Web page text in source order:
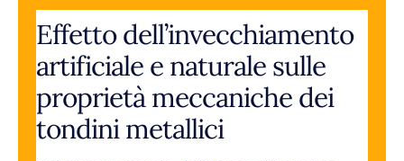
Effetto dell’invecchiamento
artificiale e naturale sulle
proprietà meccaniche dei
tondini metallici